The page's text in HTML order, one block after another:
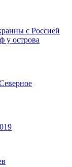
с Россией
у острова